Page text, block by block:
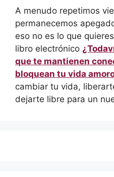
A menudo repetimos
permanecemos
eso no es lo que
libro electrónico
que te mantienen
bloquean tu vida
cambiar tu vida,
dejarte libre para un